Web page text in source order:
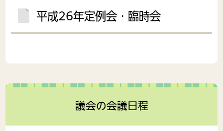
平成26年定例会・臨時会
議会の会議日程